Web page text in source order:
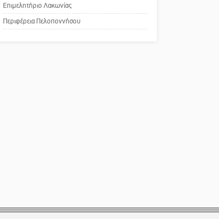
Το δικό σας σχόλιο:
Παράδειγμα κοινωνικής
Επιμελητήριο Λακωνίας
Περιφέρεια Πελοποννήσου